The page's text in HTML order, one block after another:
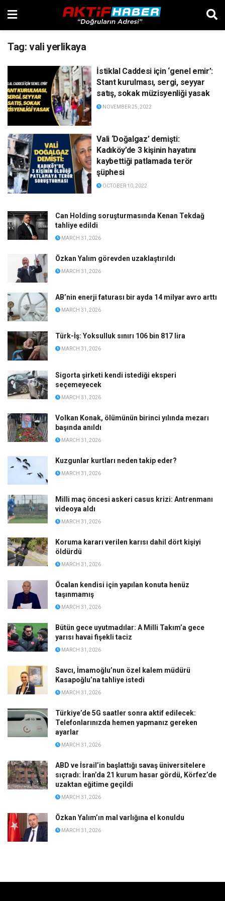
Tag: vali yerlikaya
İstiklal Caddesi için ‘genel emir’:
Stant kurulması, sergi, seyyar
satış, sokak müzisyenliği yasak
NOVEMBER 25, 2022
Vali ‘Doğalgaz’ demişti:
Kadıköy’de 3 kişinin hayatını
kaybettiği patlamada terör
şüphesi
OCTOBER 10, 2022
Can Holding soruşturmasında Kenan Tekdağ
tahliye edildi
MARCH 31, 2026
Özkan Yalım görevden uzaklaştırıldı
MARCH 31, 2026
AB’nin enerji faturası bir ayda 14 milyar avro arttı
MARCH 31, 2026
Türk-İş: Yoksulluk sınırı 106 bin 817 lira
MARCH 31, 2026
Sigorta şirketi kendi istediği eksperi
seçemeyecek
MARCH 31, 2026
Volkan Konak, ölümünün birinci yılında mezarı
başında anıldı
MARCH 31, 2026
Kuzgunlar kurtları neden takip eder?
MARCH 31, 2026
Milli maç öncesi askeri casus krizi: Antrenmanı
videoya aldı
MARCH 31, 2026
Koruma kararı verilen karısı dahil dört kişiyi
öldürdü
MARCH 31, 2026
Öcalan kendisi için yapılan konuta henüz
taşınmamış
MARCH 31, 2026
Bütün gece uyutmadılar: A Milli Takım’a gece
yarısı havai fişekli taciz
MARCH 31, 2026
Savcı, İmamoğlu’nun özel kalem müdürü
Kasapoğlu’na tahliye istedi
MARCH 31, 2026
Türkiye’de 5G saatler sonra aktif edilecek:
Telefonlarınızda hemen yapmanız gereken
ayarlar
MARCH 31, 2026
ABD ve İsrail’in başlattığı savaş üniversitelere
sıçradı: İran’da 21 kurum hasar gördü, Körfez’de
uzaktan eğitime geçildi
MARCH 31, 2026
Özkan Yalım’ın mal varlığına el konuldu
MARCH 31, 2026